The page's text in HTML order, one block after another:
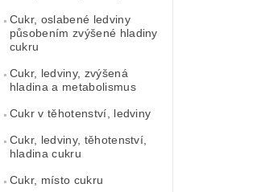
Cukr, oslabené ledviny
působením zvýšené hladiny
cukru
Cukr, ledviny, zvýšená
hladina a metabolismus
Cukr v těhotenství, ledviny
Cukr, ledviny, těhotenství,
hladina cukru
Cukr, místo cukru